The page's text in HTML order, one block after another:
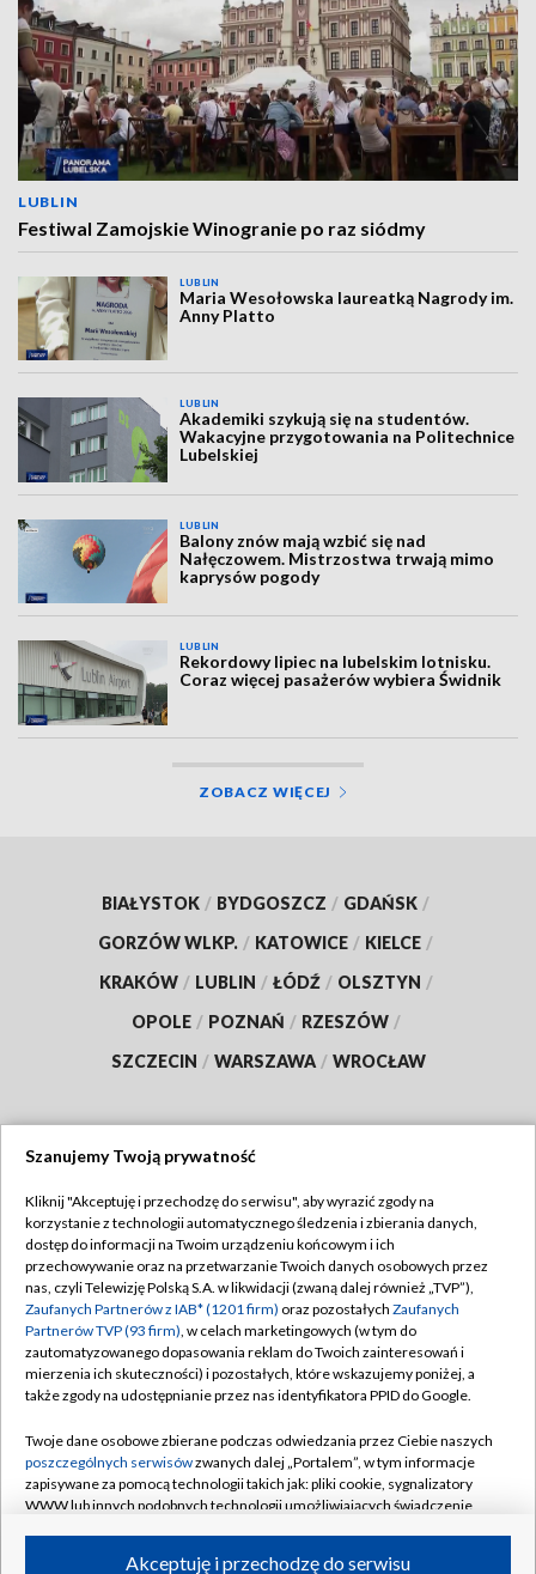
LUBLIN
Festiwal Zamojskie Winogranie po raz siódmy
LUBLIN
Maria Wesołowska laureatką Nagrody im.
Anny Platto
LUBLIN
Akademiki szykują się na studentów.
Wakacyjne przygotowania na Politechnice
Lubelskiej
LUBLIN
Balony znów mają wzbić się nad
Nałęczowem. Mistrzostwa trwają mimo
kaprysów pogody
LUBLIN
Rekordowy lipiec na lubelskim lotnisku.
Coraz więcej pasażerów wybiera Świdnik
ZOBACZ WIĘCEJ
BIAŁYSTOK / BYDGOSZCZ / GDAŃSK /
GORZÓW WLKP. / KATOWICE / KIELCE /
KRAKÓW / LUBLIN / ŁÓDŹ / OLSZTYN /
OPOLE / POZNAŃ / RZESZÓW /
SZCZECIN / WARSZAWA / WROCŁAW
TVP
Abonament TVP
Emisja w TVP
Centrum informacji TVP
Naziemna Telewizja Cyfrowa
Rada Programowa
System NOS
Informacje o nadawcy
Regulamin TVP
Polityka prywatności
Moje zgody
Pomoc
Kontakt
Kanały
Szanujemy Twoją prywatność
Kliknij "Akceptuję i przechodzę do serwisu", aby wyrazić zgody na
korzystanie z technologii automatycznego śledzenia i zbierania danych,
dostęp do informacji na Twoim urządzeniu końcowym i ich
przechowywanie oraz na przetwarzanie Twoich danych osobowych przez
nas, czyli Telewizję Polską S.A. w likwidacji (zwaną dalej również „TVP”),
Zaufanych Partnerów z IAB* (1201 firm) oraz pozostałych Zaufanych
Partnerów TVP (93 firm), w celach marketingowych (w tym do
zautomatyzowanego dopasowania reklam do Twoich zainteresowań i
mierzenia ich skuteczności) i pozostałych, które wskazujemy poniżej, a
także zgody na udostępnianie przez nas identyfikatora PPID do Google.
Twoje dane osobowe zbierane podczas odwiedzania przez Ciebie naszych
poszczególnych serwisówzwanych dalej „Portalem”, w tym informacje
zapisywane za pomocą technologii takich jak: pliki cookie, sygnalizatory
WWW lub innych podobnych technologii umożliwiających świadczenie
ruchu w Internecie.Akceptuję i przechodzę do serwisu